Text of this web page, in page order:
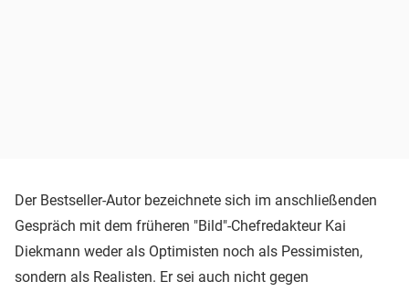
Der Bestseller-Autor bezeichnete sich im anschließenden
Gespräch mit dem früheren "Bild"-Chefredakteur Kai
Diekmann weder als Optimisten noch als Pessimisten,
sondern als Realisten. Er sei auch nicht gegen